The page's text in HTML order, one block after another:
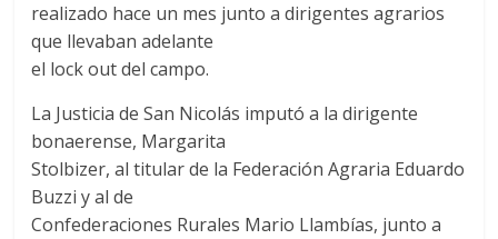
realizado hace un mes junto a dirigentes agrarios
que llevaban adelante
el lock out del campo.
La Justicia de San Nicolás imputó a la dirigente
bonaerense, Margarita
Stolbizer, al titular de la Federación Agraria Eduardo
Buzzi y al de
Confederaciones Rurales Mario Llambías, junto a